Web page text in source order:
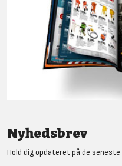
Nyhedsbrev
Hold dig opdateret på de